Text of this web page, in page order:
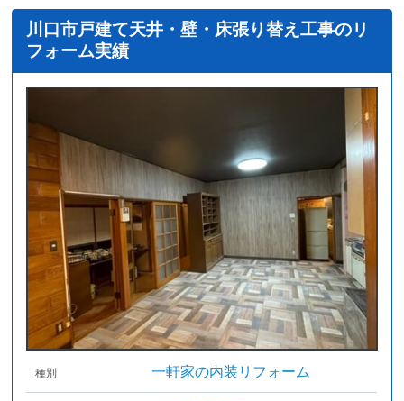
川口市戸建て天井・壁・床張り替え工事のリ
フォーム実績
種別 一軒家の内装リフォーム